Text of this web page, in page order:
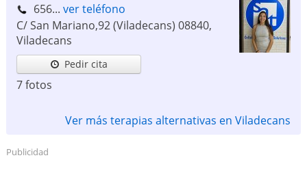
656... ver teléfono
C/ San Mariano,92 (Viladecans) 08840,
Viladecans
Pedir cita
7 fotos
Ver más terapias alternativas en Viladecans
Publicidad